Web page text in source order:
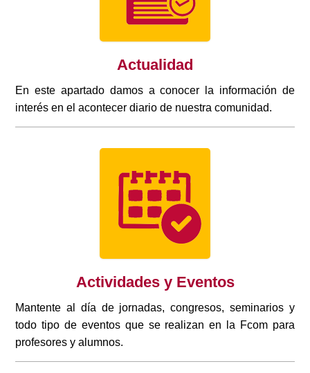
Actualidad
En este apartado damos a conocer la información de
interés en el acontecer diario de nuestra comunidad.
Actividades y Eventos
Mantente al día de jornadas, congresos, seminarios y
todo tipo de eventos que se realizan en la Fcom para
profesores y alumnos.